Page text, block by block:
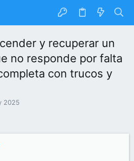
y recuperar un
no responde por falta
con trucos y
2025